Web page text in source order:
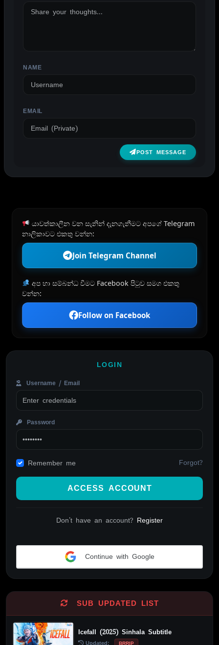
NAME
EMAIL
POST MESSAGE
යාවත්කාලීන වන සැනින් දැනගැනීමට අපගේ Telegram
නාලිකාවට එකතු වන්න:
Join Telegram Channel
අප හා සම්බන්ධ වීමට Facebook පිටුව සමග එකතු
වන්න:
Follow on Facebook
LOGIN
Username / Email
Password
Remember me Forgot?
ACCESS ACCOUNT
Don't have an account? Register
Continue with Google
SUB UPDATED LIST
Icefall (2025) Sinhala Subtitle
Updated: BRRIP